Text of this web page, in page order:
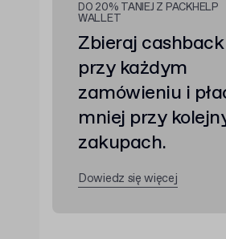
DO 20% TANIEJ Z PACKHELP
WALLET
Zbieraj cashback
przy każdym
zamówieniu i
mniej przy
zakupach.
Dowiedz się więcej